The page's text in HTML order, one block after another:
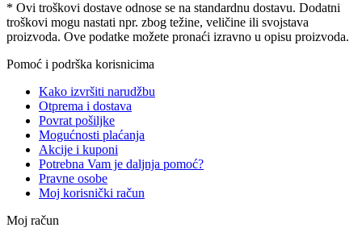
* Ovi troškovi dostave odnose se na standardnu ​​dostavu. Dodatni
troškovi mogu nastati npr. zbog težine, veličine ili svojstava
proizvoda. Ove podatke možete pronaći izravno u opisu proizvoda.
Pomoć i podrška korisnicima
Kako izvršiti narudžbu
Otprema i dostava
Povrat pošiljke
Mogućnosti plaćanja
Akcije i kuponi
Potrebna Vam je daljnja pomoć?
Pravne osobe
Moj korisnički račun
Moj račun